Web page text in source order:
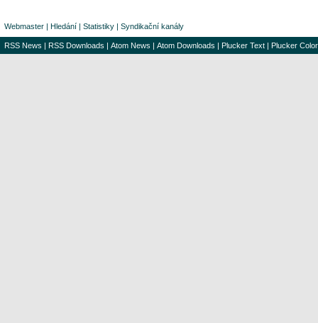
Webmaster | Hledání | Statistiky | Syndikační kanály
RSS News | RSS Downloads | Atom News | Atom Downloads | Plucker Text | Plucker Color